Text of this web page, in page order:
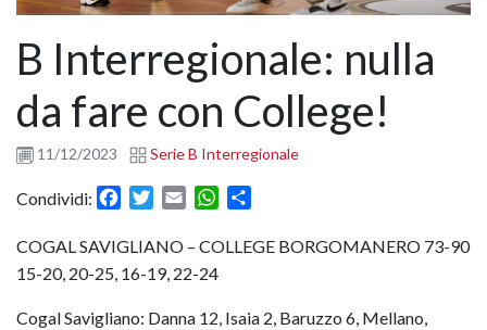
B Interregionale: nulla
da fare con College!
11/12/2023 Serie B Interregionale
Condividi: FacebookTwitter
Email WhatsApp
COGAL SAVIGLIANO – COLLEGE BORGOMANERO 73-90
15-20, 20-25, 16-19, 22-24
Cogal Savigliano: Danna 12, Isaia 2, Baruzzo 6, Mellano,